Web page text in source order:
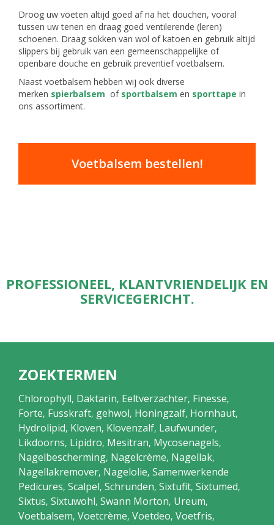
Droog uw voeten altijd goed af na het douchen, vooral
tussen uw tenen en draag goed ventilerende (leren)
schoenen. Draag sokken van wol of katoen en gebruik altijd
slippers bij gebruik van een gemeenschappelijke of
openbare douche en gebruik preventief voetbalsem.
Naast voetbalsem hebben wij ook diverse
merken spierbalsem of sportbalsem en sporttape in
ons assortiment.
Voetbalsem bestellen!
PROFESSIONEEL, KLANTVRIENDELIJK EN
SERVICEGERICHT.
ZOEKTERMEN
Chlorophyll, Daktarin, Eeltverzachter, Finesse,
Forte, Fusskraft, gehwol, Honingzalf, Hornhaut,
Hydrolipid, Kloven, Klovenzalf, Laufwunder,
Likdoorns, Lipidro, Mesitran, Mycosenagels,
Nagelbescherming, Nagelcrème, Nagellak,
Nagellakremover, Nagelolie, Samenwerkende
Pedicures, Scalpel, Schrunden, Sixtufit, Sixtumed,
Sixtus, Sixtuwohl, Swann Morton, Ureum,
Voetbalsem, Voetcrème, Voetdeo, Voetfris,